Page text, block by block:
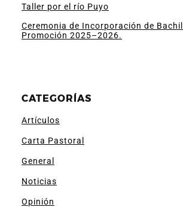
Taller por el río Puyo
Ceremonia de Incorporación de
Promoción 2025–2026.
CATEGORÍAS
Artículos
Carta Pastoral
General
Noticias
Opinión